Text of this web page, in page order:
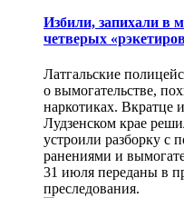
Избили, запихали в
четверых
Латгальские
о вымогательстве,
наркотиках. Вкратце
Лудзенском крае
устроили разборку с
ранениями и
31 июля переданы в
преследования.